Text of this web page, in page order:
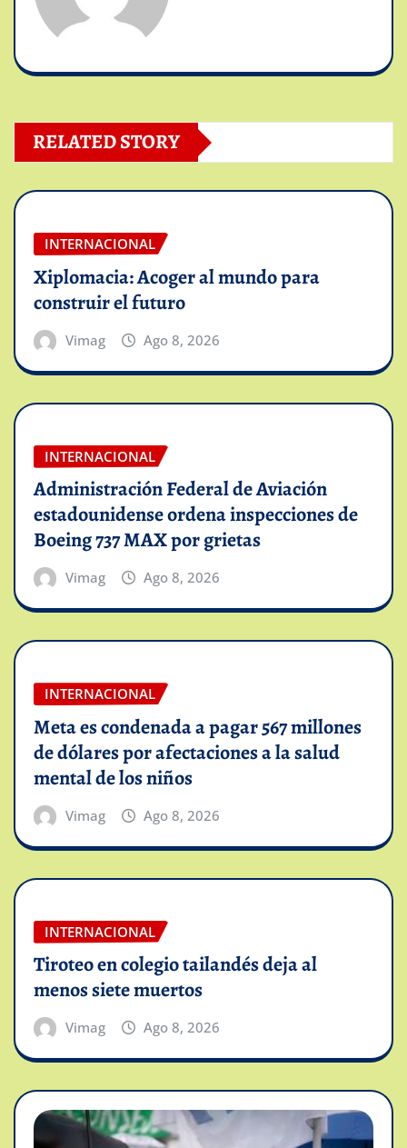
RELATED STORY
INTERNACIONAL
Xiplomacia: Acoger al mundo para
construir el futuro
Vimag Ago 8, 2026
INTERNACIONAL
Administración Federal de Aviación
estadounidense ordena inspecciones de
Boeing 737 MAX por grietas
Vimag Ago 8, 2026
INTERNACIONAL
Meta es condenada a pagar 567 millones
de dólares por afectaciones a la salud
mental de los niños
Vimag Ago 8, 2026
INTERNACIONAL
Tiroteo en colegio tailandés deja al
menos siete muertos
Vimag Ago 8, 2026